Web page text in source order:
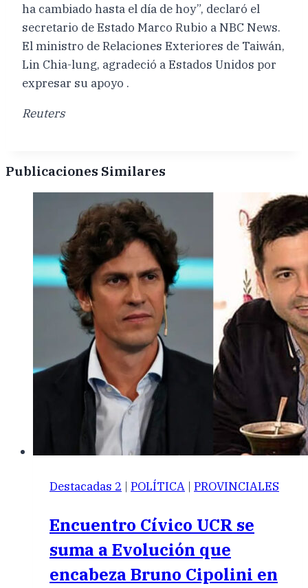
ha cambiado hasta el día de hoy”, declaró el
secretario de Estado Marco Rubio a NBC News.
El ministro de Relaciones Exteriores de Taiwán,
Lin Chia-lung, agradeció a Estados Unidos por
expresar su apoyo .
Reuters
Publicaciones Similares
Destacadas 2 | POLÍTICA | PROVINCIALES
Encuentro Cívico UCR se
suma a Evolución que
encabeza Bruno Cipolini en